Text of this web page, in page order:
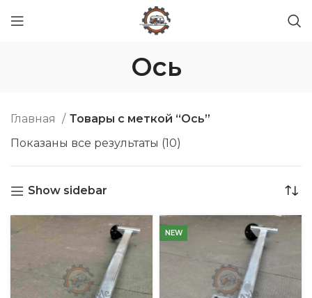
Ось
Главная
Товары с меткой “Ось”
Показаны все результаты (10)
Show sidebar
NEW